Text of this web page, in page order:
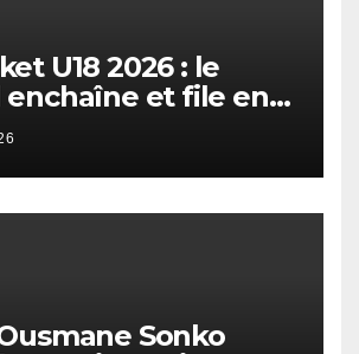
U18 2026 : le
enchaîne et file en
finale
Sonko